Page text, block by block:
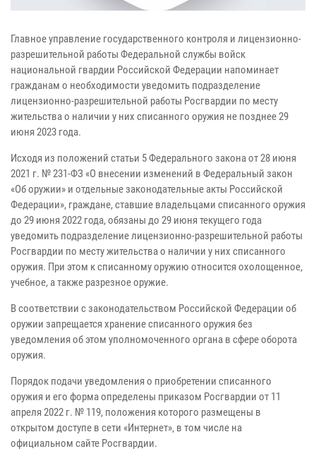
Главное управление государственного контроля и лицензионно-
разрешительной работы Федеральной службы войск
национальной гвардии Российской Федерации напоминает
гражданам о необходимости уведомить подразделение
лицензионно-разрешительной работы Росгвардии по месту
жительства о наличии у них списанного оружия не позднее 29
июня 2023 года.
Исходя из положений статьи 5 Федерального закона от 28 июня
2021 г. № 231-ФЗ «О внесении изменений в Федеральный закон
«Об оружии» и отдельные законодательные акты Российской
Федерации», граждане, ставшие владельцами списанного оружия
до 29 июня 2022 года, обязаны до 29 июня текущего года
уведомить подразделение лицензионно-разрешительной работы
Росгвардии по месту жительства о наличии у них списанного
оружия. При этом к списанному оружию относится охолощенное,
учебное, а также разрезное оружие.
В соответствии с законодательством Российской Федерации об
оружии запрещается хранение списанного оружия без
уведомления об этом уполномоченного органа в сфере оборота
оружия.
Порядок подачи уведомления о приобретении списанного
оружия и его форма определены приказом Росгвардии от 11
апреля 2022 г. № 119, положения которого размещены в
открытом доступе в сети «Интернет», в том числе на
официальном сайте Росгвардии.